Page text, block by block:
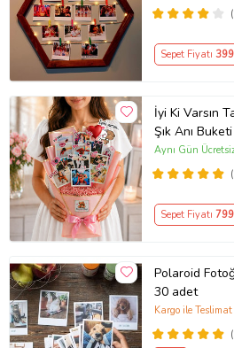
Sepet Fiyatı 399
İyi Ki Varsın
Şık Anı
Çubuk
Buketi
Aynı Gün
Sepet Fiyatı 799
Polaroid
30 adet
Kargo ile Teslimat